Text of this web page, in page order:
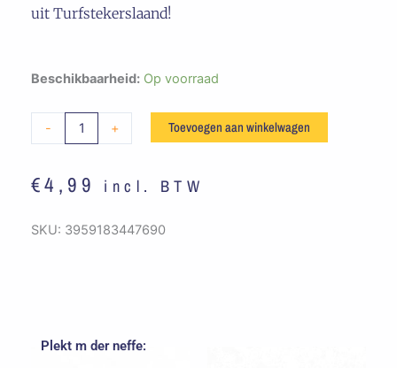
uit Turfstekerslaand!
Beschikbaarheid: Op voorraad
-
Embleem
Kaatsheuvel
aantal
+ Toevoegen aan winkelwagen
€4,99 incl. BTW
SKU: 3959183447690
Plekt m der neffe:
Oorspronkelijke
Huidige